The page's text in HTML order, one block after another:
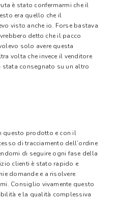
è stato confermarmi che il
era quello che il
visto anche io. Forse bastava
detto che il pacco
solo avere questa
volta che invece il venditore
stata consegnato su un altro
questo prodotto e con il
di tracciamento dell’ordine
di seguire ogni fase della
clienti è stato rapido e
domande e a risolvere
Consiglio vivamente questo
e la qualità complessiva